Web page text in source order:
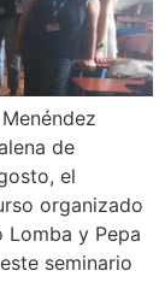
de
el
organizado
Lomba y Pepa
seminario